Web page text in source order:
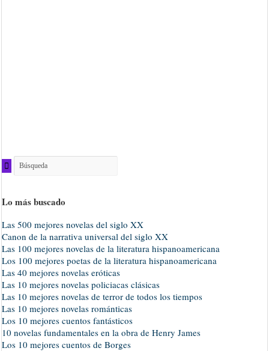
Lo más buscado
Las 500 mejores novelas del siglo XX
Canon de la narrativa universal del siglo XX
Las 100 mejores novelas de la literatura hispanoamericana
Los 100 mejores poetas de la literatura hispanoamericana
Las 40 mejores novelas eróticas
Las 10 mejores novelas policiacas clásicas
Las 10 mejores novelas de terror de todos los tiempos
Las 10 mejores novelas románticas
Los 10 mejores cuentos fantásticos
10 novelas fundamentales en la obra de Henry James
Los 10 mejores cuentos de Borges